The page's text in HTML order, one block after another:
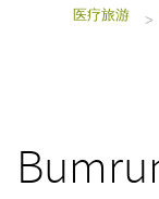
医疗旅游 >